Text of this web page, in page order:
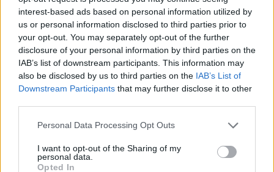
interest-based ads based on personal information utilized by
us or personal information disclosed to third parties prior to
your opt-out. You may separately opt-out of the further
disclosure of your personal information by third parties on the
IAB’s list of downstream participants. This information may
also be disclosed by us to third parties on the IAB’s List of
Downstream Participants that may further disclose it to other
Personal Data Processing Opt Outs
I want to opt-out of the Sharing of my
personal data.
Opted In
In evidenza